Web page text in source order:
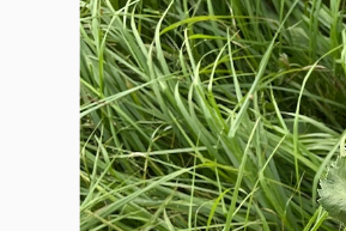
ПОСЛЕДВАЙТЕ
НИ